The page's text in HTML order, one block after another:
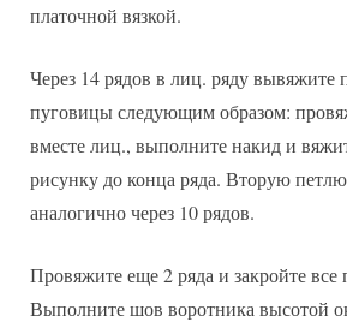
платочной вязкой.
Через 14 рядов в лиц. ряду вывяжите
пуговицы следующим образом:
вместе лиц., выполните накид и
рисунку до конца ряда. Вторую
аналогично через 10 рядов.
Провяжите еще 2 ряда и закройте все
Выполните шов воротника высотой